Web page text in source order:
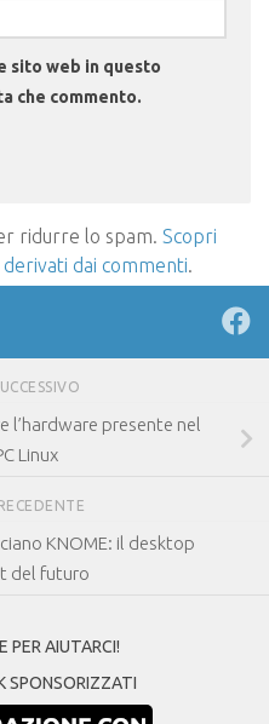
sito web in questo
che commento.
ridurre lo spam. Scopri
dai commenti.
l’hardware presente nel
Linux
KNOME: il desktop
del futuro
PER AIUTARCI!
SPONSORIZZATI